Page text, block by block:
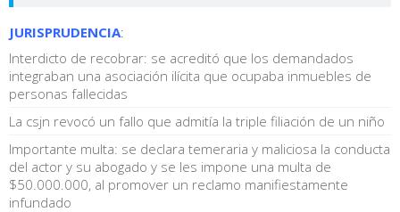
JURISPRUDENCIA:
Interdicto de recobrar: se acreditó que los demandados
integraban una asociación ilícita que ocupaba inmuebles de
personas fallecidas
La csjn revocó un fallo que admitía la triple filiación de un niño
Importante multa: se declara temeraria y maliciosa la conducta
del actor y su abogado y se les impone una multa de
$50.000.000, al promover un reclamo manifiestamente
infundado